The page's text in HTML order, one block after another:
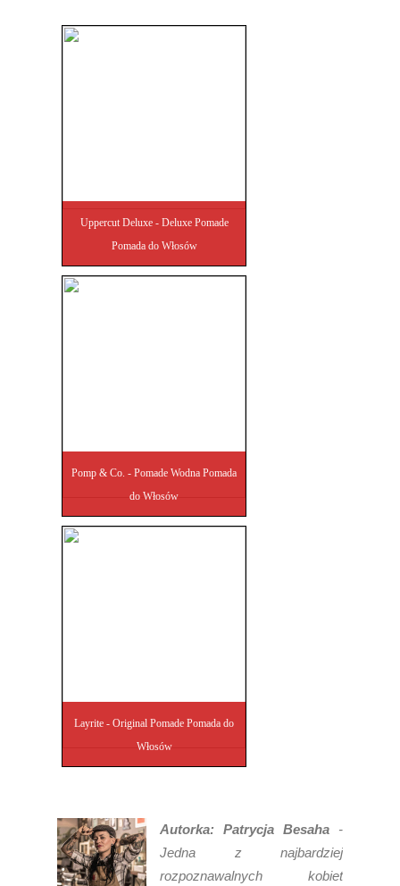
Uppercut Deluxe - Deluxe Pomade
Pomada do Włosów
Pomp & Co. - Pomade Wodna Pomada
do Włosów
Layrite - Original Pomade Pomada do
Włosów
Autorka: Patrycja Besaha -
Jedna z najbardziej
rozpoznawalnych kobiet